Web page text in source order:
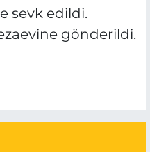
sevk edildi.
gönderildi.